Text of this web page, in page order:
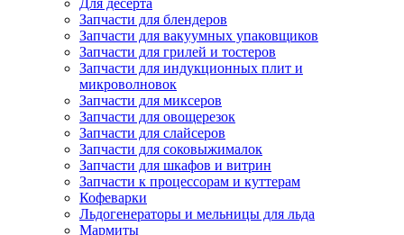
Для десерта
Запчасти для блендеров
Запчасти для вакуумных упаковщиков
Запчасти для грилей и тостеров
Запчасти для индукционных плит и
микроволновок
Запчасти для миксеров
Запчасти для овощерезок
Запчасти для слайсеров
Запчасти для соковыжималок
Запчасти для шкафов и витрин
Запчасти к процессорам и куттерам
Кофеварки
Льдогенераторы и мельницы для льда
Мармиты